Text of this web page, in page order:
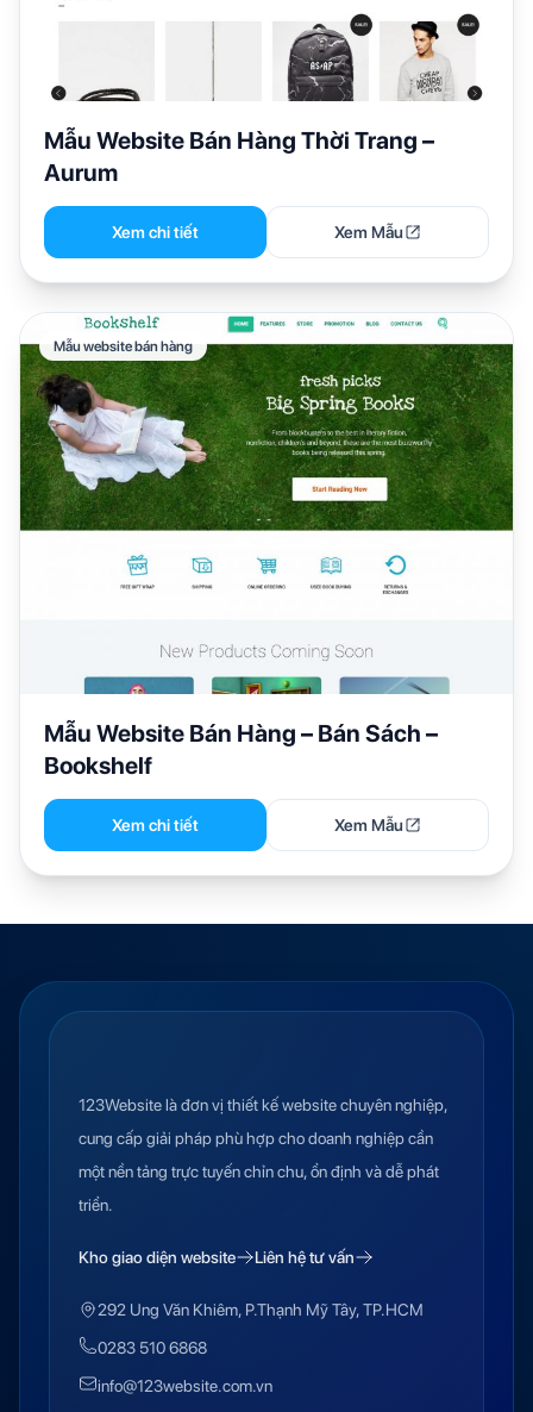
Mẫu Website Bán Hàng Thời Trang –
Aurum
Xem chi tiết Xem Mẫu
Mẫu website bán hàng
Mẫu Website Bán Hàng – Bán Sách –
Bookshelf
Xem chi tiết Xem Mẫu
123Website là đơn vị thiết kế website chuyên nghiệp,
cung cấp giải pháp phù hợp cho doanh nghiệp cần
một nền tảng trực tuyến chỉn chu, ổn định và dễ phát
triển.
Kho giao diện website Liên hệ tư vấn
292 Ung Văn Khiêm, P.Thạnh Mỹ Tây, TP.HCM
0283 510 6868
info@123website.com.vn